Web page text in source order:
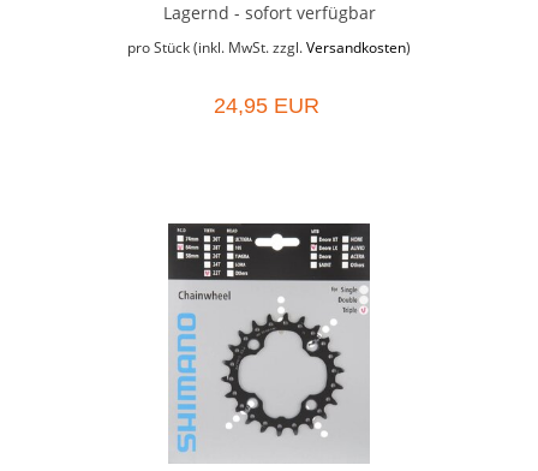
Lagernd - sofort verfügbar
pro Stück (inkl. MwSt. zzgl. Versandkosten)
24,95 EUR